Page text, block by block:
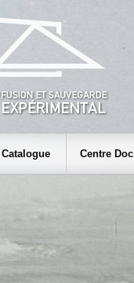
Catalogue Centre Doc